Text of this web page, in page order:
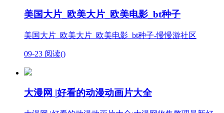
美国大片_欧美大片_欧美电影_bt种子
美国大片_欧美大片_欧美电影_bt种子-慢慢游社区
09-23 阅读()
大漫网 |好看的动漫动画片大全